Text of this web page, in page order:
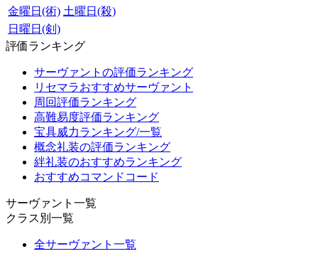
金曜日(術) 土曜日(殺)
日曜日(剣)
評価ランキング
サーヴァントの評価ランキング
リセマラおすすめサーヴァント
周回評価ランキング
高難易度評価ランキング
宝具威力ランキング/一覧
概念礼装の評価ランキング
絆礼装のおすすめランキング
おすすめコマンドコード
サーヴァント一覧
クラス別一覧
全サーヴァント一覧